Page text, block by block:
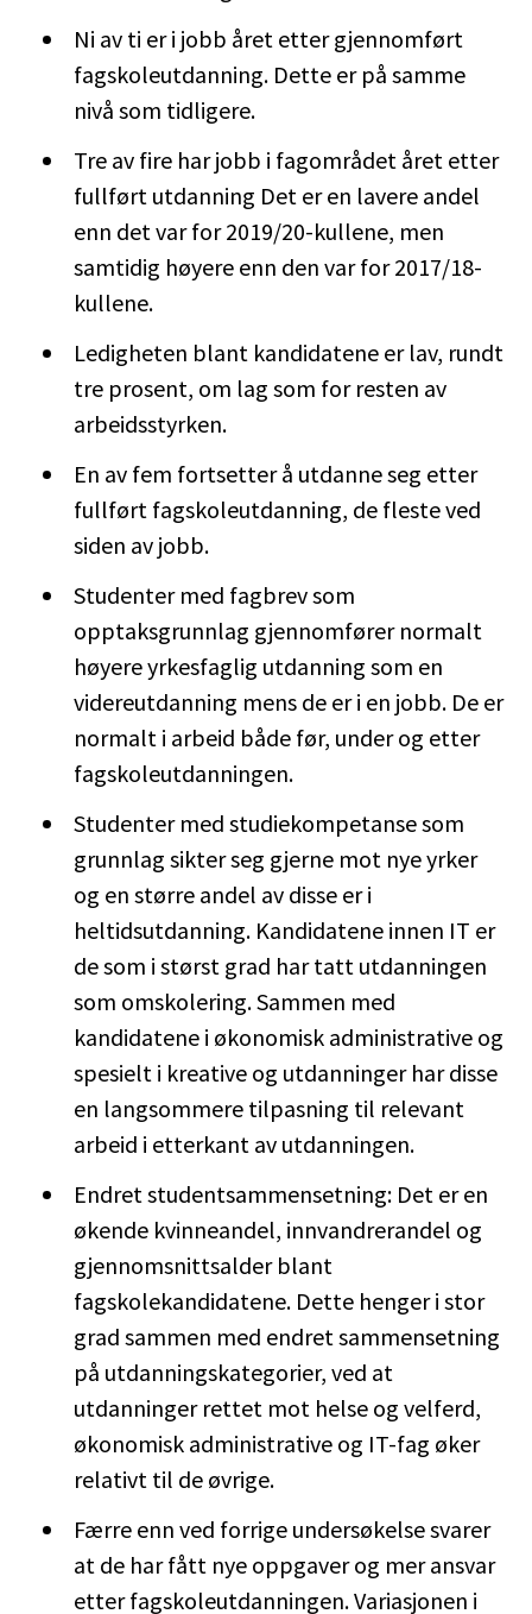
Ni av ti er i jobb året etter gjennomført
fagskoleutdanning. Dette er på samme
nivå som tidligere.
Tre av fire har jobb i fagområdet året etter
fullført utdanning Det er en lavere andel
enn det var for 2019/20-kullene, men
samtidig høyere enn den var for 2017/18-
kullene.
Ledigheten blant kandidatene er lav, rundt
tre prosent, om lag som for resten av
arbeidsstyrken.
En av fem fortsetter å utdanne seg etter
fullført fagskoleutdanning, de fleste ved
siden av jobb.
Studenter med fagbrev som
opptaksgrunnlag gjennomfører normalt
høyere yrkesfaglig utdanning som en
videreutdanning mens de er i en jobb. De er
normalt i arbeid både før, under og etter
fagskoleutdanningen.
Studenter med studiekompetanse som
grunnlag sikter seg gjerne mot nye yrker
og en større andel av disse er i
heltidsutdanning. Kandidatene innen IT er
de som i størst grad har tatt utdanningen
som omskolering. Sammen med
kandidatene i økonomisk administrative og
spesielt i kreative og utdanninger har disse
en langsommere tilpasning til relevant
arbeid i etterkant av utdanningen.
Endret studentsammensetning: Det er en
økende kvinneandel, innvandrerandel og
gjennomsnittsalder blant
fagskolekandidatene. Dette henger i stor
grad sammen med endret sammensetning
på utdanningskategorier, ved at
utdanninger rettet mot helse og velferd,
økonomisk administrative og IT-fag øker
relativt til de øvrige.
Færre enn ved forrige undersøkelse svarer
at de har fått nye oppgaver og mer ansvar
etter fagskoleutdanningen. Variasjonen i